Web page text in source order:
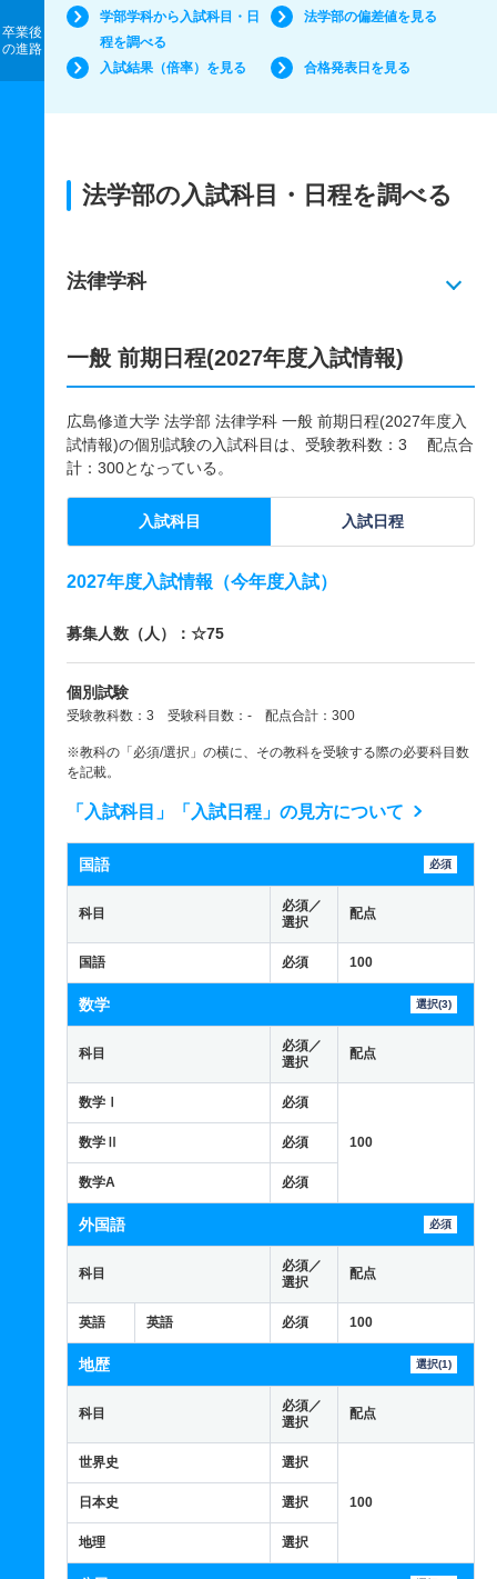
卒業後
の進路
学部学科から入試科目・日
程を調べる
法学部の偏差値を見る
入試結果（倍率）を見る 合格発表日を見る
法学部の入試科目・日程を調べる
法律学科
一般 前期日程(2027年度入試情報)
広島修道大学 法学部 法律学科 一般 前期日程(2027年度入
試情報)の個別試験の入試科目は、受験教科数：3 配点合
計：300となっている。
入試科目 入試日程
2027年度入試情報（今年度入試）
募集人数（人）：☆75
個別試験
受験教科数：3 受験科目数：- 配点合計：300
※教科の「必須/選択」の横に、その教科を受験する際の必要科目数
を記載。
「入試科目」「入試日程」の見方について
国語 必須
科目
必須／
選択
配点
国語 必須 100
数学 選択(3)
科目
必須／
選択
配点
数学Ⅰ 必須
100
数学Ⅱ 必須
数学A 必須
外国語 必須
科目
必須／
選択
配点
英語 英語 必須 100
地歴 選択(1)
科目
必須／
選択
配点
世界史 選択
100
日本史 選択
地理 選択